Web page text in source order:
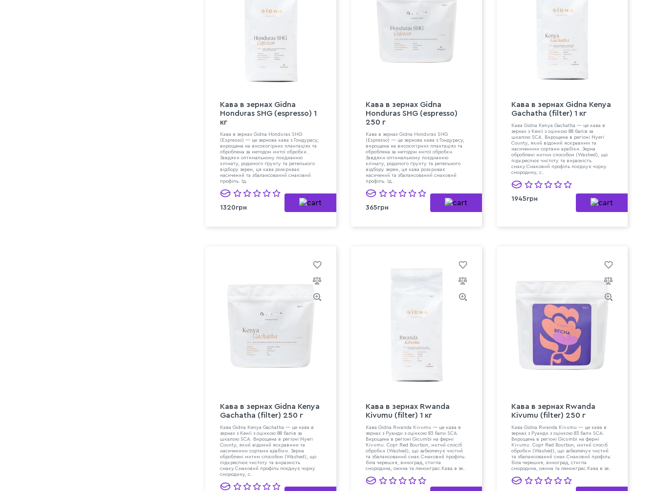
Кава в зeрнах Gidna
Honduras SHG (espresso) 1
кг
Кава в зернах Gidna Honduras SHG
(Espresso) — це зернова кава з Гондурасу,
вирощена на високогірних плантаціях та
оброблена за методом митої обробки.
Завдяки оптимальному поєднанню
клімату, родючого ґрунту та ретельного
відбору зерен, ця кава розкриває
насичений та збалансований смаковий
профіль. Ід..
1320грн
Кава в зeрнах Gidna
Honduras SHG (espresso)
250 г
Кава в зернах Gidna Honduras SHG
(Espresso) — це зернова кава з Гондурасу,
вирощена на високогірних плантаціях та
оброблена за методом митої обробки.
Завдяки оптимальному поєднанню
клімату, родючого ґрунту та ретельного
відбору зерен, ця кава розкриває
насичений та збалансований смаковий
профіль. Ід..
365грн
Кава в зeрнах Gidna Kenya
Gachatha (filter) 1 кг
Кава Gidna Kenya Gachatha — це кава в
зернах з Кенії з оцінкою 88 балів за
шкалою SCA. Вирощена в регіоні Nyeri
County, який відомий яскравими та
насиченими сортами арабіки. Зерна
оброблені митим способом (Washed), що
підкреслює чистоту та виразність
смаку.Смаковий профіль поєднує чорну
смородину, с..
1945грн
Кава в зeрнах Gidna Kenya
Gachatha (filter) 250 г
Кава Gidna Kenya Gachatha — це кава в
зернах з Кенії з оцінкою 88 балів за
шкалою SCA. Вирощена в регіоні Nyeri
County, який відомий яскравими та
насиченими сортами арабіки. Зерна
оброблені митим способом (Washed), що
підкреслює чистоту та виразність
смаку.Смаковий профіль поєднує чорну
смородину, с..
Кава в зeрнах Rwanda
Kivumu (filter) 1 кг
Кава Gidna Rwanda Kivumu — це кава в
зернах з Руанди з оцінкою 83 бали SCA.
Вирощена в регіоні Gicumbi на фермі
Kivumu. Сорт Red Bourbon, митий спосіб
обробки (Washed), що забезпечує чистий
та збалансований смак.Смаковий профіль:
біла черешня, виноград, стигла
смородина, ожина та лемонграс.Кава в зе..
Кава в зeрнах Rwanda
Kivumu (filter) 250 г
Кава Gidna Rwanda Kivumu — це кава в
зернах з Руанди з оцінкою 83 бали SCA.
Вирощена в регіоні Gicumbi на фермі
Kivumu. Сорт Red Bourbon, митий спосіб
обробки (Washed), що забезпечує чистий
та збалансований смак.Смаковий профіль:
біла черешня, виноград, стигла
смородина, ожина та лемонграс.Кава в зе..